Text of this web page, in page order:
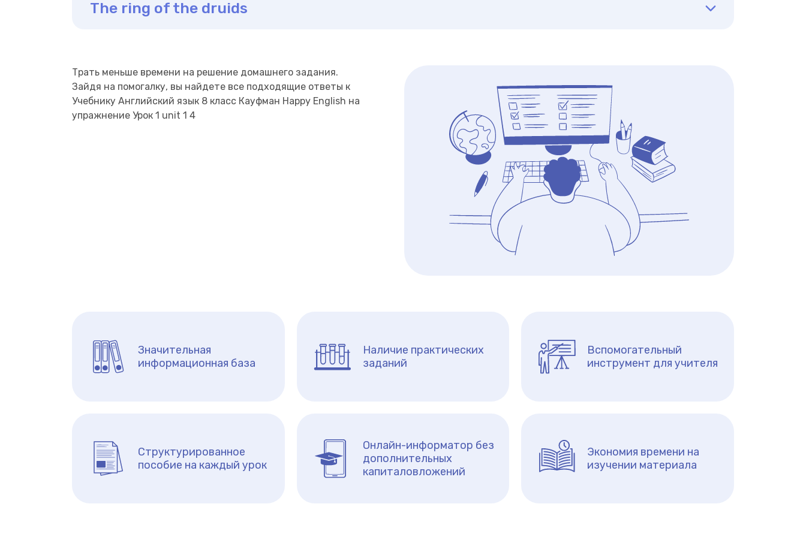
The ring of the druids
Трать меньше времени на решение домашнего задания.
Зайдя на помогалку, вы найдете все подходящие ответы к
Учебнику Английский язык 8 класс Кауфман Happy English на
упражнение Урок 1 unit 1 4
Значительная
информационная база
Наличие практических
заданий
Вспомогательный
инструмент для учителя
Структурированное
пособие на каждый урок
Онлайн-информатор без
дополнительных
капиталовложений
Экономия времени на
изучении материала